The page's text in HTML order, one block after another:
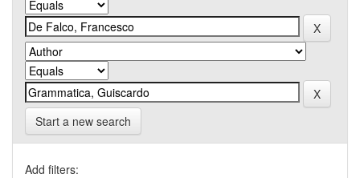
Start a new search
Add filters: